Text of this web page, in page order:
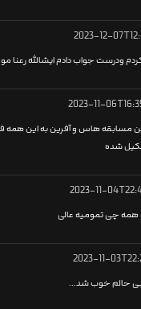
2023-12-
ودرست جواب دادم ایشالله رعنا
2023-11-
مسابقه هاس و آفرین به این
شده
2023-11-
همه چی تمومیه عالی
2023-11-
حالم خوب شد...